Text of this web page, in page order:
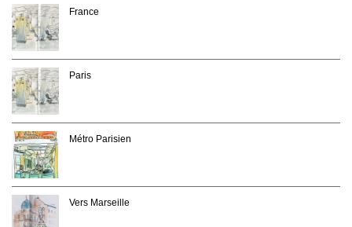
France
Paris
Métro Parisien
Vers Marseille